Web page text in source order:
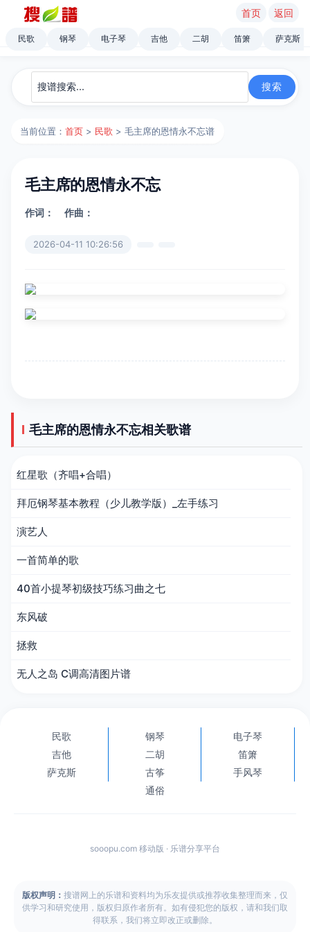
首页 返回
民歌 钢琴 电子琴 吉他 二胡 笛箫 萨克斯
当前位置：首页 > 民歌 > 毛主席的恩情永不忘谱
毛主席的恩情永不忘
作词： 作曲：
2026-04-11 10:26:56
毛主席的恩情永不忘相关歌谱
红星歌（齐唱+合唱）
拜厄钢琴基本教程（少儿教学版）_左手练习
演艺人
一首简单的歌
40首小提琴初级技巧练习曲之七
东风破
拯救
无人之岛 C调高清图片谱
民歌 钢琴
电子琴
吉他
二胡
笛箫
萨克斯
古筝
手风琴
通俗
sooopu.com 移动版 · 乐谱分享平台
版权声明： 搜谱网上的乐谱和资料均为乐友提供或推荐收集整理而来，仅
供学习和研究使用，版权归原作者所有。如有侵犯您的版权，请和我们取
得联系，我们将立即改正或删除。